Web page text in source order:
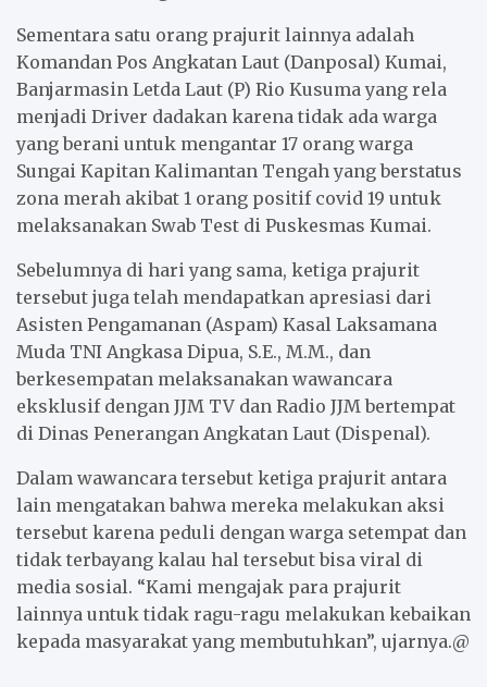
Sementara satu orang prajurit lainnya adalah
Komandan Pos Angkatan Laut (Danposal) Kumai,
Banjarmasin Letda Laut (P) Rio Kusuma yang rela
menjadi Driver dadakan karena tidak ada warga
yang berani untuk mengantar 17 orang warga
Sungai Kapitan Kalimantan Tengah yang berstatus
zona merah akibat 1 orang positif covid 19 untuk
melaksanakan Swab Test di Puskesmas Kumai.
Sebelumnya di hari yang sama, ketiga prajurit
tersebut juga telah mendapatkan apresiasi dari
Asisten Pengamanan (Aspam) Kasal Laksamana
Muda TNI Angkasa Dipua, S.E., M.M., dan
berkesempatan melaksanakan wawancara
eksklusif dengan JJM TV dan Radio JJM bertempat
di Dinas Penerangan Angkatan Laut (Dispenal).
Dalam wawancara tersebut ketiga prajurit antara
lain mengatakan bahwa mereka melakukan aksi
tersebut karena peduli dengan warga setempat dan
tidak terbayang kalau hal tersebut bisa viral di
media sosial. “Kami mengajak para prajurit
lainnya untuk tidak ragu-ragu melakukan kebaikan
kepada masyarakat yang membutuhkan”, ujarnya.@